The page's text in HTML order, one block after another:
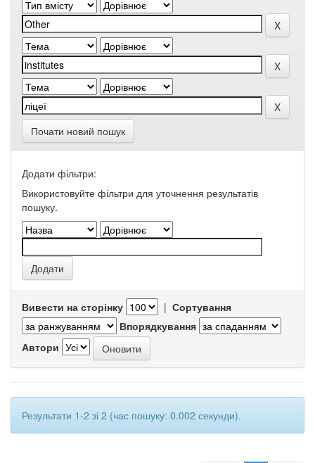
Почати новий пошук
Додати фільтри:
Використовуйте фільтри для уточнення результатів
пошуку.
Вивести на сторінку | Сортування
Впорядкування
Автори
Результати 1-2 зі 2 (час пошуку: 0.002 секунди).